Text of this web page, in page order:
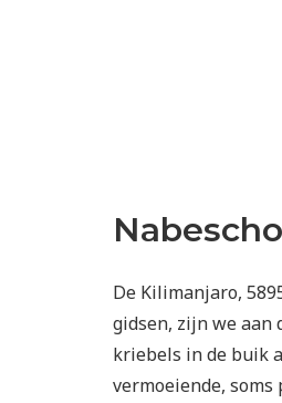
De Kilimanjaro,
gidsen, zijn we aan
kriebels in de buik
vermoeiende,